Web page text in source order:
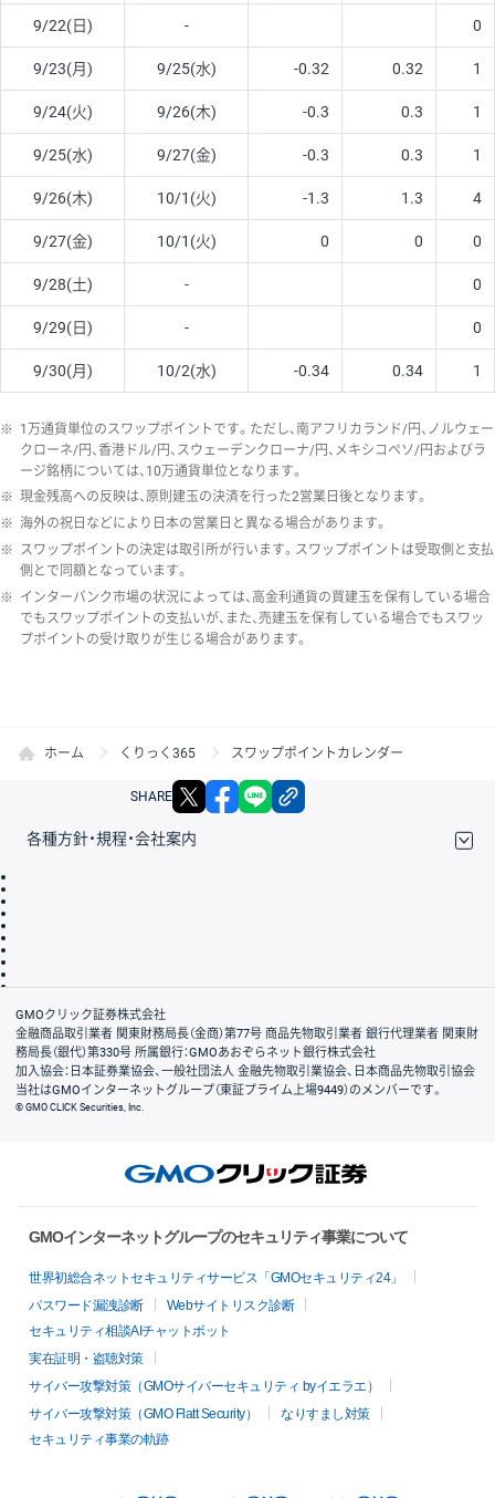
9/22(日) - 0
9/23(月) 9/25(水) -0.32 0.32 1
9/24(火) 9/26(木) -0.3 0.3 1
9/25(水) 9/27(金) -0.3 0.3 1
9/26(木) 10/1(火) -1.3 1.3 4
9/27(金) 10/1(火) 0 0 0
9/28(土) - 0
9/29(日) - 0
9/30(月) 10/2(水) -0.34 0.34 1
※ 1万通貨単位のスワップポイントです。ただし、南アフリカランド/円、ノルウェー
クローネ/円、香港ドル/円、スウェーデンクローナ/円、メキシコペソ/円およびラ
ージ銘柄については、10万通貨単位となります。
※ 現金残高への反映は、原則建玉の決済を行った2営業日後となります。
※ 海外の祝日などにより日本の営業日と異なる場合があります。
※ スワップポイントの決定は取引所が行います。スワップポイントは受取側と支払
側とで同額となっています。
※ インターバンク市場の状況によっては、高金利通貨の買建玉を保有している場合
でもスワップポイントの支払いが、また、売建玉を保有している場合でもスワッ
プポイントの受け取りが生じる場合があります。
ホーム くりっく365 スワップポイントカレンダー
SHARE X facebook
各種方針・規程・会社案内
会社案内
GMOクリック証券株式会社
金融商品取引業者 関東財務局長（金商）第77号 商品先物取引業者 銀行代理業者 関東財
務局長（銀代）第330号 所属銀行：GMOあおぞらネット銀行株式会社
加入協会：日本証券業協会、一般社団法人 金融先物取引業協会、日本商品先物取引協会
当社はGMOインターネットグループ（東証プライム上場9449）のメンバーです。
© GMO CLICK Securities, Inc.
GMOインターネットグループのセキュリティ事業について
世界初総合ネットセキュリティサービス「GMOセキュリティ24」
パスワード漏洩診断
Webサイトリスク診断
セキュリティ相談AIチャットボット
実在証明・盗聴対策
サイバー攻撃対策（GMOサイバーセキュリティ byイエラエ）
サイバー攻撃対策（GMO Flatt Security）
なりすまし対策
セキュリティ事業の軌跡